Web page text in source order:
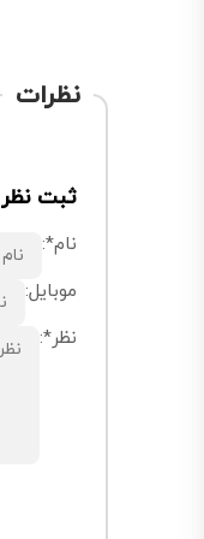
نظرات
ثبت نظر
نام*:
موبایل:
نظر*: